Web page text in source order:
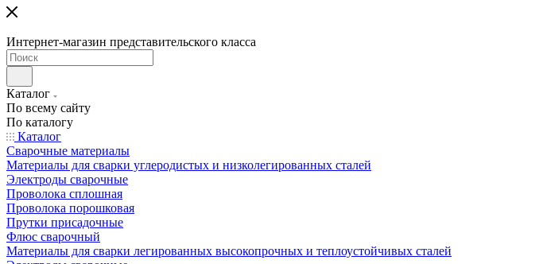
Интернет-магазин представительского класса
Каталог
По всему сайту
По каталогу
Каталог
Сварочные материалы
Материалы для сварки углеродистых и низколегированных сталей
Электроды сварочные
Проволока сплошная
Проволока порошковая
Прутки присадочные
Флюс сварочный
Материалы для сварки легированных высокопрочных и теплоустойчивых сталей